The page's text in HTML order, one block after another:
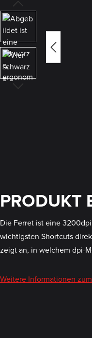
PRODUKT
Die Ferret ist eine
wichtigsten Shortcuts
zeigt an, in welchem dpi-
Weitere Informationen